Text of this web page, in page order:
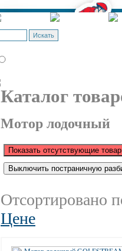
Каталог
Мотор лодочный
Отсортировано
Цене